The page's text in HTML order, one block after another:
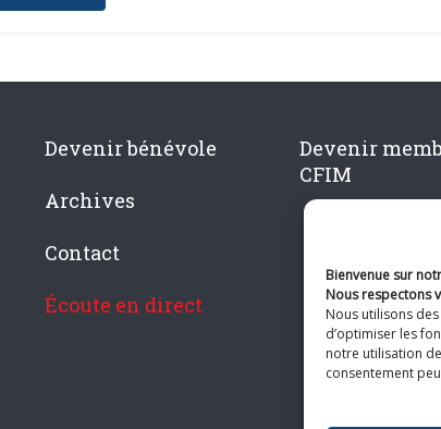
Bienvenue sur
Nous respectons
Nous utilisons
d’optimiser les
notre utilisation
consentement
Devenir bénévole
Archives
Contact
Écoute en direct
Devenir
CFIM